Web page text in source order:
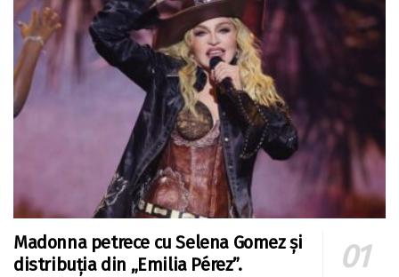
Madonna petrece cu Selena Gomez și
distribuția din „Emilia Pérez”.